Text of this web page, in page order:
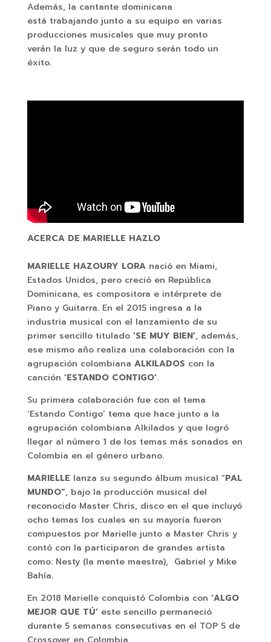
Además, la cantante dominicana
está trabajando junto a su equipo en varias
producciones musicales que muy pronto
verán la luz y que de seguro serán todo un
éxito.
ACERCA DE MARIELLE HAZLO
MARIELLE HAZOURY LORAnació en Miami,
Estados Unidos, pero creció en República
Dominicana, es compositora e intérprete de
Piano y Guitarra. En el 2015 ingresa a la
industria musical con el lanzamiento de su
primer sencillo titulado ‘SE MUY BIEN’, además,
ese mismo año realiza una colaboración con la
agrupación colombiana ALKILADOS con la
canción ‘ESTANDO CONTIGO’.
Su primera colaboración fue con el tema
‘Estando Contigo’ tema que hace junto a la
agrupación colombiana Alkilados y que logró
llegar al número 1 de los temas más sonados en
Colombia en el género urbano.
MARIELLE lanza su segundo álbum musical “PAL
MUNDO”, bajo la producción musical del
reconocido Master Chris, disco en el que incluyó
ocho temas los cuales en su mayoría fueron
compuestos por Marielle junto a Master Chris y
contó con la participaron de grandes artista
como: Nesty (la mente maestra), Gabriel y Mike
Bahía.
En 2018 Marielle conquistó Colombia con ‘ALGO
MEJOR QUE TÚ’este sencillo permaneció
durante 5 semanas consecutivas en el TOP 5 de